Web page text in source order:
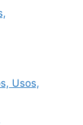
Usos,